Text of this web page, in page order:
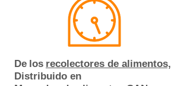
De los recolectores de alimentos,
Distribuido en